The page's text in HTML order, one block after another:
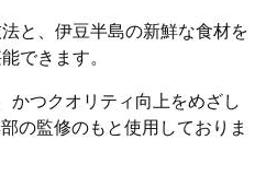
と、伊豆半島の新鮮な食材を
できます。
かつクオリティ向上をめざし
の監修のもと使用しておりま